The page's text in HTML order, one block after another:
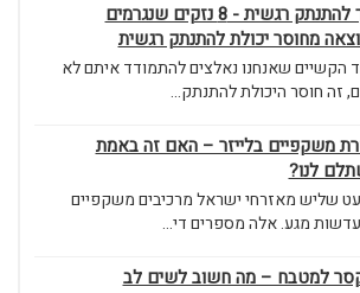
איך להתנתק רגשית - 8 נזקים שנגרמים
מחוסר יכולת להתנתק רגשית
הקשיים שאנחנו נאלצים להתמודד איתם לא
זה חוסר היכולת להתנתק...
משקפיים בלייזר – האם זה באמת
לנו?
שליש מאזרחי ישראל מרכיבים משקפיים
מגע. אלה מספרים די...
למטבח – מה חשוב לשים לב